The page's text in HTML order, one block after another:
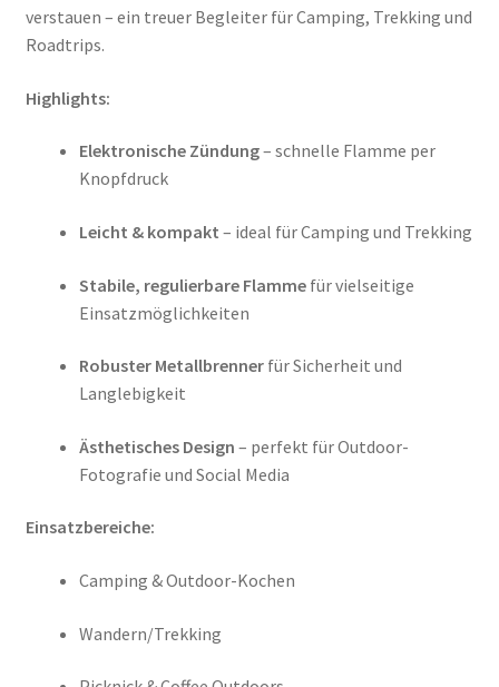
verstauen – ein treuer Begleiter für Camping, Trekking und
Roadtrips.
Highlights:
Elektronische Zündung– schnelle Flamme per
Knopfdruck
Leicht & kompakt – ideal für Camping und Trekking
Stabile, regulierbare Flammefür vielseitige
Einsatzmöglichkeiten
Robuster Metallbrennerfür Sicherheit und
Langlebigkeit
Ästhetisches Design – perfekt für Outdoor-
Fotografie und Social Media
Einsatzbereiche:
Camping & Outdoor-Kochen
Wandern/Trekking